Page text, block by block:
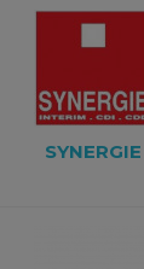
SYNERGIE